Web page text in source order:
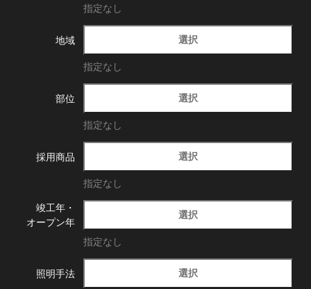
指定なし
地域 選択
指定なし
部位 選択
指定なし
採用商品 選択
指定なし
竣工年・
オープン年
選択
指定なし
照明手法 選択